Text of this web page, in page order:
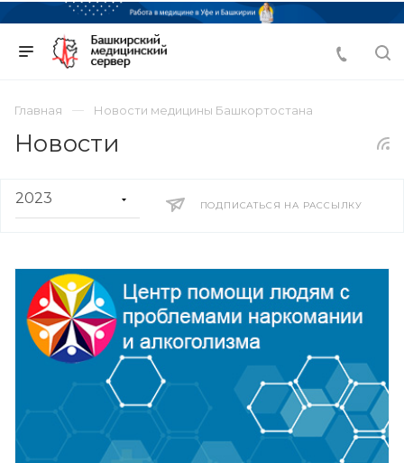
Главная Новости медицины Башкортостана
Новости
ПОДПИСАТЬСЯ НА РАССЫЛКУ